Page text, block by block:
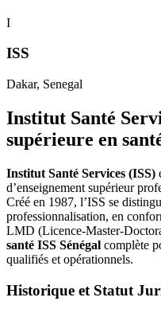
I
ISS
Dakar, Senegal
Institut Santé
supérieure en
Institut Santé Services (ISS)
d’enseignement supérieur
Créé en 1987, l’ISS se
professionnalisation, en
LMD (Licence-Master-
santé ISS Sénégal complète
qualifiés et opérationnels.
Historique et Statut